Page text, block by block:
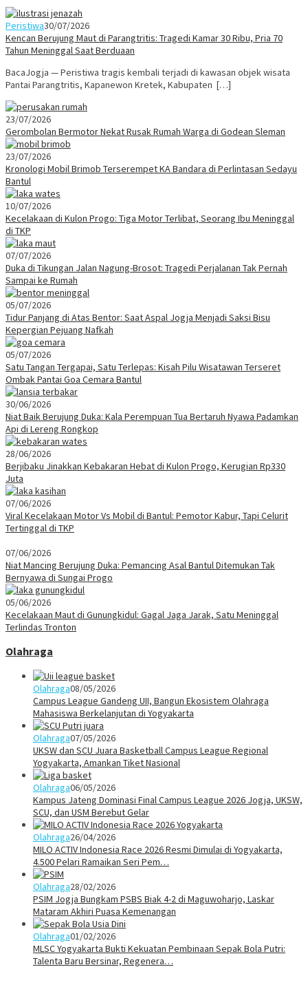
Peristiwa30/07/2026
Kencan Berujung Maut di Parangtritis: Tragedi Kamar 30 Ribu, Pria 70
Tahun Meninggal Saat Berduaan
BacaJogja — Peristiwa tragis kembali terjadi di kawasan objek wisata
Pantai Parangtritis, Kapanewon Kretek, Kabupaten […]
23/07/2026
Gerombolan Bermotor Nekat Rusak Rumah Warga di Godean Sleman
23/07/2026
Kronologi Mobil Brimob Terserempet KA Bandara di Perlintasan Sedayu
Bantul
10/07/2026
Kecelakaan di Kulon Progo: Tiga Motor Terlibat, Seorang Ibu Meninggal
di TKP
07/07/2026
Duka di Tikungan Jalan Nagung-Brosot: Tragedi Perjalanan Tak Pernah
Sampai ke Rumah
05/07/2026
Tidur Panjang di Atas Bentor: Saat Aspal Jogja Menjadi Saksi Bisu
Kepergian Pejuang Nafkah
05/07/2026
Satu Tangan Tergapai, Satu Terlepas: Kisah Pilu Wisatawan Terseret
Ombak Pantai Goa Cemara Bantul
30/06/2026
Niat Baik Berujung Duka: Kala Perempuan Tua Bertaruh Nyawa Padamkan
Api di Lereng Rongkop
28/06/2026
Berjibaku Jinakkan Kebakaran Hebat di Kulon Progo, Kerugian Rp330
Juta
07/06/2026
Viral Kecelakaan Motor Vs Mobil di Bantul: Pemotor Kabur, Tapi Celurit
Tertinggal di TKP
07/06/2026
Niat Mancing Berujung Duka: Pemancing Asal Bantul Ditemukan Tak
Bernyawa di Sungai Progo
05/06/2026
Kecelakaan Maut di Gunungkidul: Gagal Jaga Jarak, Satu Meninggal
Terlindas Tronton
Olahraga
Olahraga08/05/2026
Campus League Gandeng UII, Bangun Ekosistem Olahraga
Mahasiswa Berkelanjutan di Yogyakarta
Olahraga07/05/2026
UKSW dan SCU Juara Basketball Campus League Regional
Yogyakarta, Amankan Tiket Nasional
Olahraga06/05/2026
Kampus Jateng Dominasi Final Campus League 2026 Jogja, UKSW,
SCU, dan USM Berebut Gelar
Olahraga26/04/2026
MILO ACTIV Indonesia Race 2026 Resmi Dimulai di Yogyakarta,
4.500 Pelari Ramaikan Seri Pem…
Olahraga28/02/2026
PSIM Jogja Bungkam PSBS Biak 4-2 di Maguwoharjo, Laskar
Mataram Akhiri Puasa Kemenangan
Olahraga01/02/2026
MLSC Yogyakarta Bukti Kekuatan Pembinaan Sepak Bola Putri:
Talenta Baru Bersinar, Regenera…